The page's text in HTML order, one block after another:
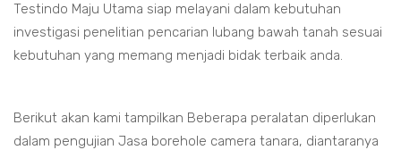
Testindo Maju Utama siap melayani dalam kebutuhan
investigasi penelitian pencarian lubang bawah tanah sesuai
kebutuhan yang memang menjadi bidak terbaik anda.
Berikut akan kami tampilkan Beberapa peralatan diperlukan
dalam pengujian Jasa borehole camera tanara, diantaranya